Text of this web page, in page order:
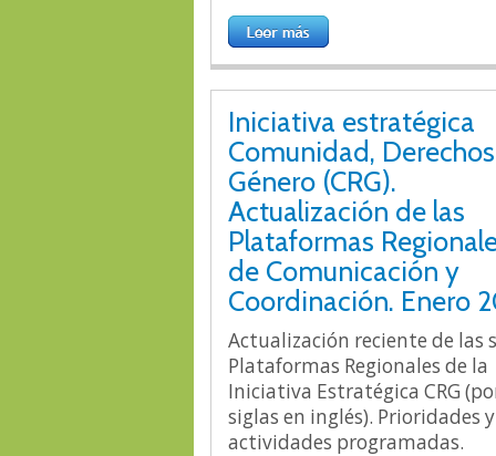
Iniciativa estratégica
Comunidad,
Género (CRG).
Actualización de las
Plataformas
de Comunicación y
Coordinación. Enero
Actualización reciente de las
Plataformas Regionales de la
Iniciativa Estratégica CRG
siglas en inglés). Prioridades y
actividades programadas.